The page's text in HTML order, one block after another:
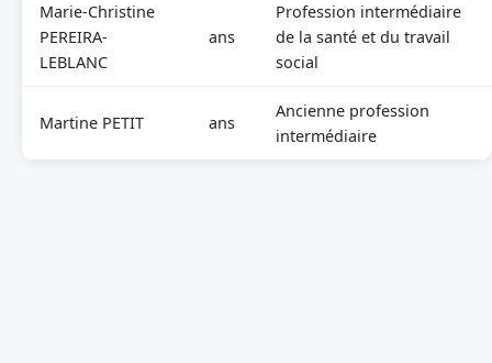
Marie-Christine
PEREIRA-
LEBLANC
ans
Profession intermédiaire
de la santé et du travail
social
Martine PETIT ans
Ancienne profession
intermédiaire